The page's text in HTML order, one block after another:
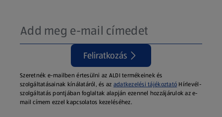
Feliratkozás
Szeretnék e-mailben értesülni az ALDI termékeinek és
szolgáltatásainak kínálatáról, és az adatkezelési tájékoztató Hírlevél-
szolgáltatás pontjában foglaltak alapján ezennel hozzájárulok az e-
mail címem ezzel kapcsolatos kezeléséhez.